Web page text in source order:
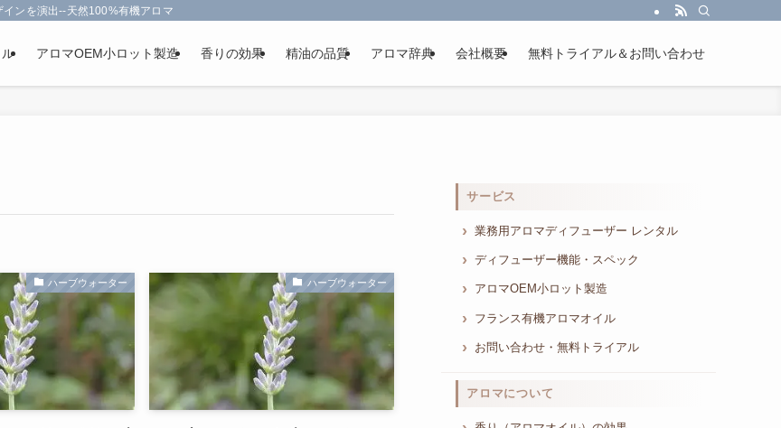
ンを演出--天然100%有機アロマオイルを使用-フランス政府認定
アロマOEM小ロット製造 香りの効果 精油の品質 アロマ辞典 会社概要 無料トライアル＆お問い合わせ
ハーブウォーター ハーブウォーター
サービス
業務用アロマディフューザー レンタル
ディフューザー機能・スペック
アロマOEM小ロット製造
フランス有機アロマオイル
お問い合わせ・無料トライアル
アロマについて